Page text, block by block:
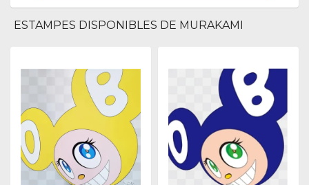
ESTAMPES DISPONIBLES DE MURAKAMI